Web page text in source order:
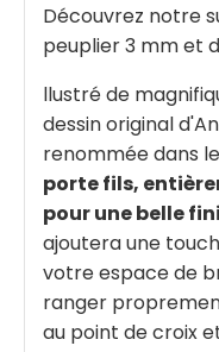
Découvrez notre
peuplier 3 mm et
llustré de
dessin original
renommée dans
porte fils,
pour une belle
ajoutera une
votre espace de
ranger
au point de croix